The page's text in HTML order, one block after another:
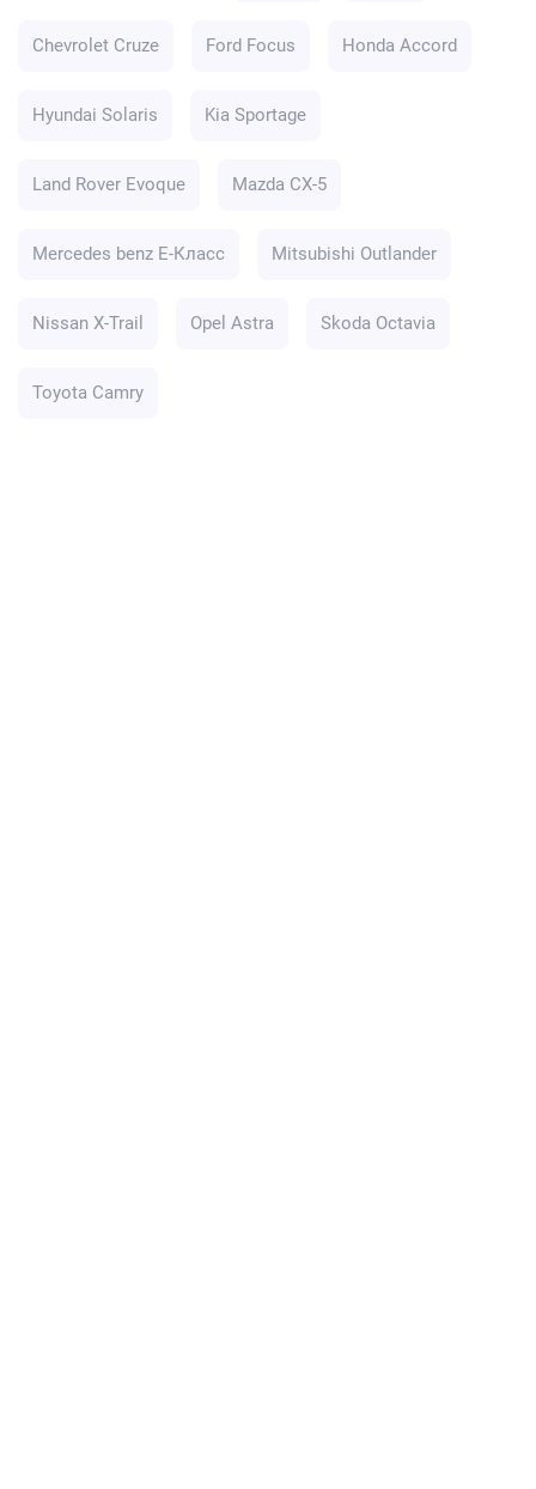
Chevrolet Cruze Ford Focus Honda Accord
Hyundai Solaris Kia Sportage
Land Rover Evoque Mazda CX-5
Mercedes benz E-Класс Mitsubishi Outlander
Nissan X-Trail Opel Astra Skoda Octavia
Toyota Camry